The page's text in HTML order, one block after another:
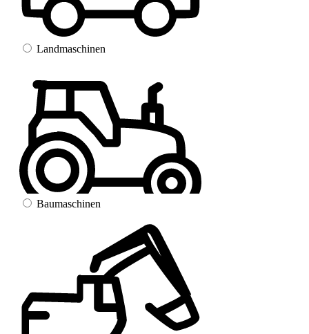
Landmaschinen
Baumaschinen